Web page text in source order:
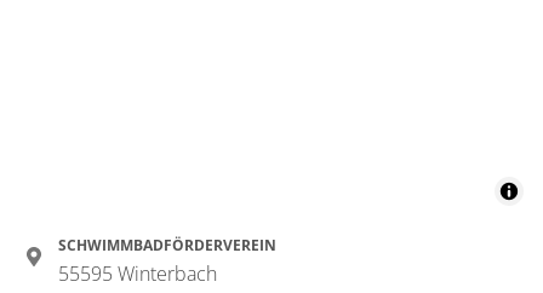
SCHWIMMBADFÖRDERVEREIN
55595 Winterbach